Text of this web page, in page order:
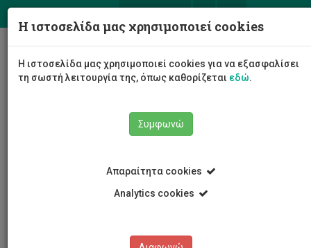
Σχολή Μηχανικής και Τεχνολογίας
Τμήμα Ηλεκτρολόγων Μηχανικών και Μηχανικών
Προσωπικό Τμήματος
Ακαδημαϊκό Προσωπικό
Μιχάλης Μιχαηλίδης
Η ιστοσελίδα μας χρησιμοποιεί cookies
Η ιστοσελίδα μας χρησιμοποιεί cookies για να εξασφαλίσει
τη σωστή λειτουργία της, όπως καθορίζεται εδώ.
Συμφωνώ
Απαραίτητα cookies
Analytics cookies